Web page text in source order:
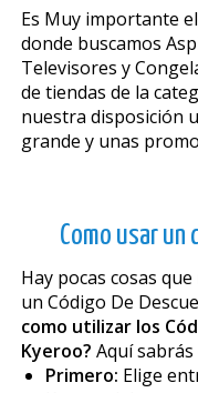
Es Muy importante
donde buscamos
Televisores y
de tiendas de la
nuestra disposición
grande y unas
Como usar
Hay pocas cosas
un Código De
como utilizar los
Kyeroo? Aquí
Primero: Elige